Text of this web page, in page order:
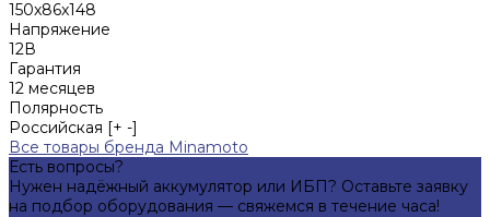
150x86x148
Напряжение
12В
Гарантия
12 месяцев
Полярность
Российская [+ -]
Все товары бренда Minamoto
Есть вопросы?
Нужен надёжный аккумулятор или ИБП? Оставьте заявку
на подбор оборудования — свяжемся в течение часа!